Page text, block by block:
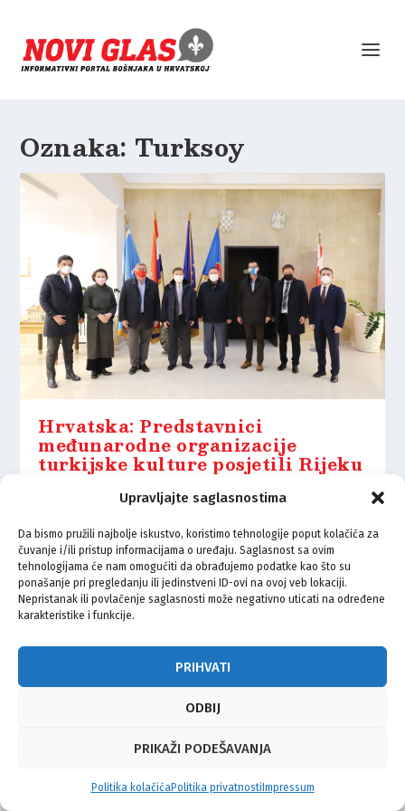
Upravljajte saglasnostima
Da bismo pružili najbolje iskustvo, koristimo tehnologije poput kolačića za
čuvanje i/ili pristup informacijama o uređaju. Saglasnost sa ovim
tehnologijama će nam omogućiti da obrađujemo podatke kao što su
ponašanje pri pregledanju ili jedinstveni ID-ovi na ovoj veb lokaciji.
Nepristanak ili povlačenje saglasnosti može negativno uticati na određene
karakteristike i funkcije.
PRIHVATI
ODBIJ
PRIKAŽI PODEŠAVANJA
Politika kolačićaPolitika privatnosti Impressum
Oznaka: Turksoy
Hrvatska: Predstavnici
međunarodne organizacije
turkijske kulture posjetili Rijeku
© Vijeće bošnjačke nacionalne manjine Grada Zagreba 2026